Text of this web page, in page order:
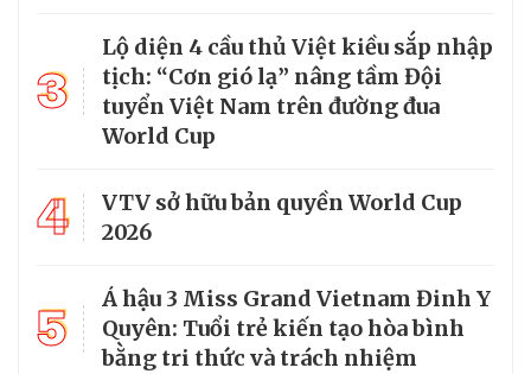
3
Lộ diện 4 cầu thủ Việt kiều sắp nhập
tịch: “Cơn gió lạ” nâng tầm Đội
tuyển Việt Nam trên đường đua
World Cup
4
VTV sở hữu bản quyền World Cup
2026
5
Á hậu 3 Miss Grand Vietnam Đinh Y
Quyên: Tuổi trẻ kiến tạo hòa bình
bằng tri thức và trách nhiệm